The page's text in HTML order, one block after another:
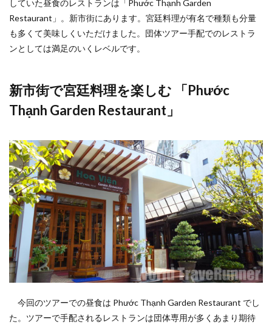
していた昼食のレストランは「Phước Thạnh Garden
Restaurant」。新市街にあります。宮廷料理が有名で種類も分量
も多くて美味しくいただけました。団体ツアー手配でのレストラ
ンとしては満足のいくレベルです。
新市街で宮廷料理を楽しむ 「Phước
Thạnh Garden Restaurant」
今回のツアーでの昼食は Phước Thạnh Garden Restaurant でし
た。ツアーで手配されるレストランは団体専用が多くあまり期待